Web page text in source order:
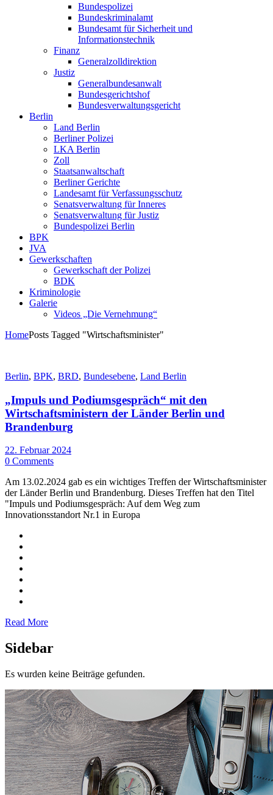
Bundespolizei
Bundeskriminalamt
Bundesamt für Sicherheit und
Informationstechnik
Finanz
Generalzolldirektion
Justiz
Generalbundesanwalt
Bundesgerichtshof
Bundesverwaltungsgericht
Berlin
Land Berlin
Berliner Polizei
LKA Berlin
Zoll
Staatsanwaltschaft
Berliner Gerichte
Landesamt für Verfassungsschutz
Senatsverwaltung für Inneres
Senatsverwaltung für Justiz
Bundespolizei Berlin
BPK
JVA
Gewerkschaften
Gewerkschaft der Polizei
BDK
Kriminologie
Galerie
Videos „Die Vernehmung“
HomePosts Tagged "Wirtschaftsminister"
Berlin, BPK, BRD, Bundesebene, Land Berlin
„Impuls und Podiumsgespräch“ mit den
Wirtschaftsministern der Länder Berlin und
Brandenburg
22. Februar 2024
0 Comments
Am 13.02.2024 gab es ein wichtiges Treffen der Wirtschaftsminister
der Länder Berlin und Brandenburg. Dieses Treffen hat den Titel
"Impuls und Podiumsgespräch: Auf dem Weg zum
Innovationsstandort Nr.1 in Europa
Read More
Sidebar
Es wurden keine Beiträge gefunden.